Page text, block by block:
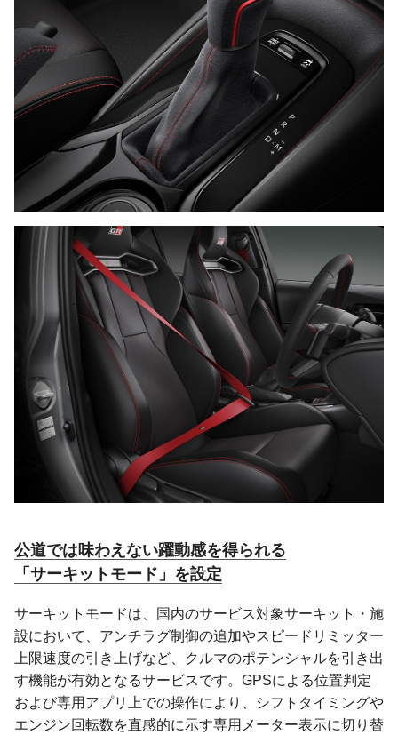
公道では味わえない躍動感を得られる
「サーキットモード」を設定
サーキットモードは、国内のサービス対象サーキット・施
設において、アンチラグ制御の追加やスピードリミッター
上限速度の引き上げなど、クルマのポテンシャルを引き出
す機能が有効となるサービスです。GPSによる位置判定
および専用アプリ上での操作により、シフトタイミングや
エンジン回転数を直感的に示す専用メーター表示に切り替